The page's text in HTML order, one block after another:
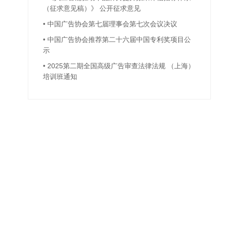
（征求意见稿）》 公开征求意见
• 中国广告协会第七届理事会第七次会议决议
• 中国广告协会推荐第二十六届中国专利奖项目公
示
• 2025第二期全国高级广告审查法律法规 （上海）
培训班通知